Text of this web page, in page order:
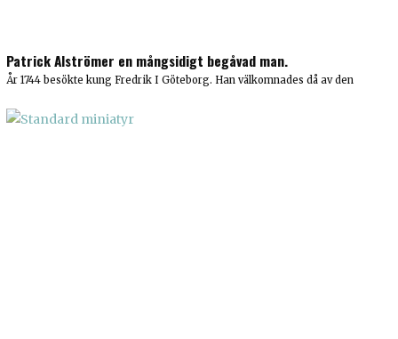
Patrick Alströmer en mångsidigt begåvad man.
År 1744 besökte kung Fredrik I Göteborg. Han välkomnades då av den